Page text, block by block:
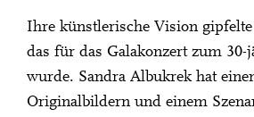
Ihre künstlerische Vision
das für das Galakonzert zum
wurde. Sandra Albukrek hat
Originalbildern und einem